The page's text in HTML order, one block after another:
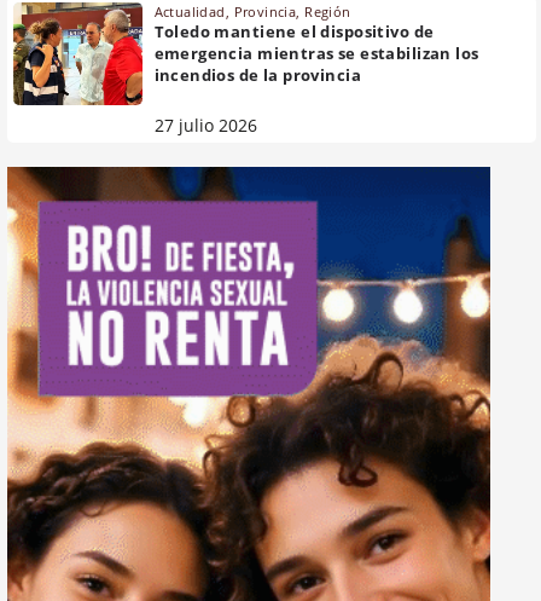
Actualidad Provincia Región
Toledo mantiene el dispositivo de
emergencia mientras se estabilizan los
incendios de la provincia
27 julio 2026